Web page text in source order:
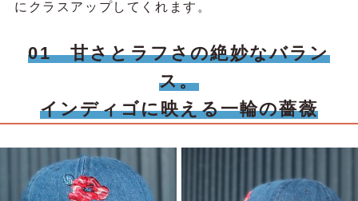
にクラスアップしてくれます。
01 甘さとラフさの絶妙なバラン
ス。
インディゴに映える一輪の薔薇